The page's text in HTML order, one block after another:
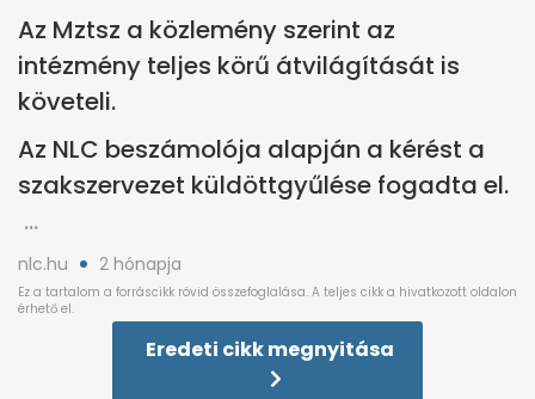
Az Mztsz a közlemény szerint az
intézmény teljes körű átvilágítását is
követeli.
Az NLC beszámolója alapján a kérést a
szakszervezet küldöttgyűlése fogadta el.
nlc.hu 2 hónapja
Eredeti cikk megnyitása